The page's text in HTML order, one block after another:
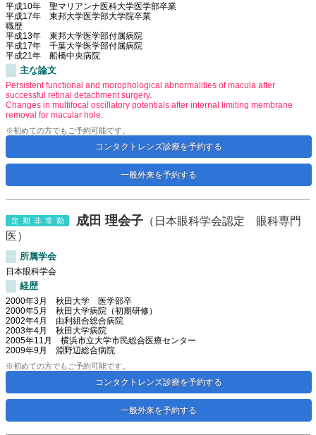
平成10年 聖マリアンナ医科大学医学部卒業
平成17年 東邦大学医学部大学院卒業
職歴
平成13年 東邦大学医学部付属病院
平成17年 千葉大学医学部付属病院
平成21年 船橋中央病院
主な論文
Persistent functional and morophological abnormalities of macula after
successful retinal detachment surgery.
Changes in multifocal oscillatory potentials after internal limiting membrane
removal for macular hole.
※初めての方でもご予約可能です。
コンタクトレンズ診療を予約する
一般外来を予約する
定期非常勤 成田 理会子 （日本眼科学会認定 眼科専門
医）
所属学会
日本眼科学会
経歴
2000年3月 秋田大学 医学部卒
2000年5月 秋田大学病院（初期研修）
2002年4月 由利組合総合病院
2003年4月 秋田大学病院
2005年11月 横浜市立大学市民総合医療センター
2009年9月 淵野辺総合病院
※初めての方でもご予約可能です。
コンタクトレンズ診療を予約する
一般外来を予約する